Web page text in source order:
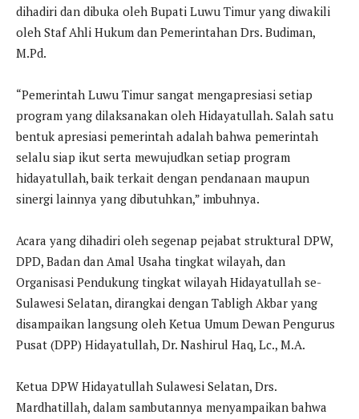
dihadiri dan dibuka oleh Bupati Luwu Timur yang diwakili
oleh Staf Ahli Hukum dan Pemerintahan Drs. Budiman,
M.Pd.
“Pemerintah Luwu Timur sangat mengapresiasi setiap
program yang dilaksanakan oleh Hidayatullah. Salah satu
bentuk apresiasi pemerintah adalah bahwa pemerintah
selalu siap ikut serta mewujudkan setiap program
hidayatullah, baik terkait dengan pendanaan maupun
sinergi lainnya yang dibutuhkan,” imbuhnya.
Acara yang dihadiri oleh segenap pejabat struktural DPW,
DPD, Badan dan Amal Usaha tingkat wilayah, dan
Organisasi Pendukung tingkat wilayah Hidayatullah se-
Sulawesi Selatan, dirangkai dengan Tabligh Akbar yang
disampaikan langsung oleh Ketua Umum Dewan Pengurus
Pusat (DPP) Hidayatullah, Dr. Nashirul Haq, Lc., M.A.
Ketua DPW Hidayatullah Sulawesi Selatan, Drs.
Mardhatillah, dalam sambutannya menyampaikan bahwa